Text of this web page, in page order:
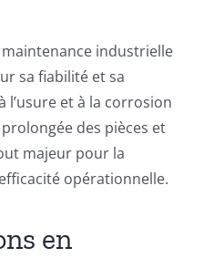
industrielle
sa fiabilité et sa
l’usure et à la corrosion
des pièces et
majeur pour la
opérationnelle.
en